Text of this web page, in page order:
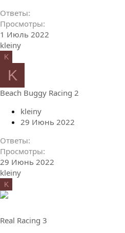
Ответы
Просмотры
1 Июль 2022
kleiny
K
K
Beach Buggy Racing 2
kleiny
29 Июнь 2022
Ответы
Просмотры
29 Июнь 2022
kleiny
K
Real Racing 3